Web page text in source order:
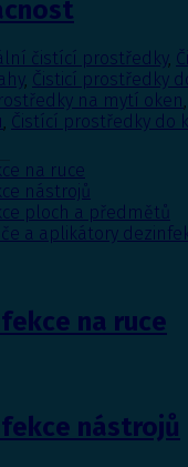
čistící prostředky,
, Čisticí prostředky
na mytí oken,
, Čistící prostředky do
na ruce
nástrojů
ploch a předmětů
a aplikátory
na ruce
nástrojů